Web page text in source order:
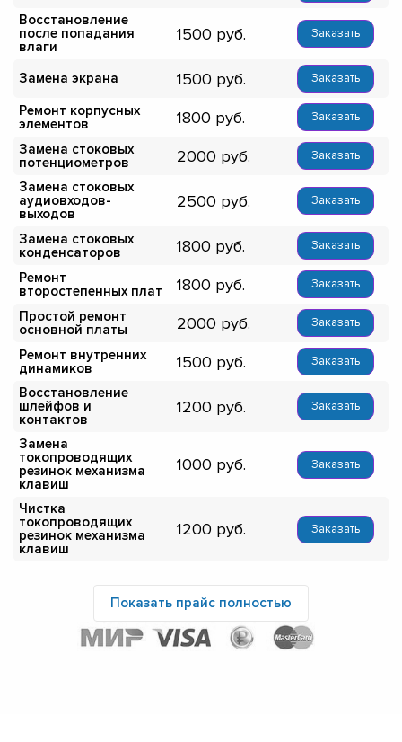
Восстановление
после попадания
влаги
1500 Заказать
Замена экрана 1500 Заказать
Ремонт корпусных
элементов
1800 Заказать
Замена стоковых
потенциометров
2000 Заказать
Замена стоковых
аудиовходов-
выходов
2500 Заказать
Замена стоковых
конденсаторов
1800 Заказать
Ремонт
второстепенных плат
1800 Заказать
Простой ремонт
основной платы
2000 Заказать
Ремонт внутренних
динамиков
1500 Заказать
Восстановление
шлейфов и
контактов
1200 Заказать
Замена
токопроводящих
резинок механизма
клавиш
1000 Заказать
Чистка
токопроводящих
резинок механизма
клавиш
1200 Заказать
Показать прайс полностью